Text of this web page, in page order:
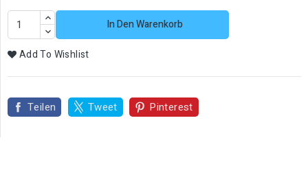
In Den Warenkorb
Add To Wishlist
Teilen Tweet Pinterest